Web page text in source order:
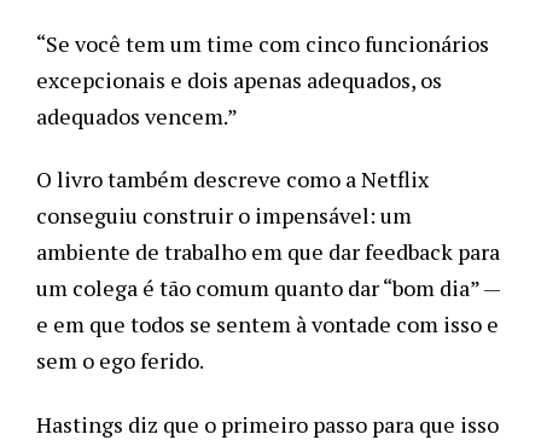
“Se você tem um time com cinco funcionários
excepcionais e dois apenas adequados, os
adequados vencem.”
O livro também descreve como a Netflix
conseguiu construir o impensável: um
ambiente de trabalho em que dar feedback para
um colega é tão comum quanto dar “bom dia” —
e em que todos se sentem à vontade com isso e
sem o ego ferido.
Hastings diz que o primeiro passo para que isso